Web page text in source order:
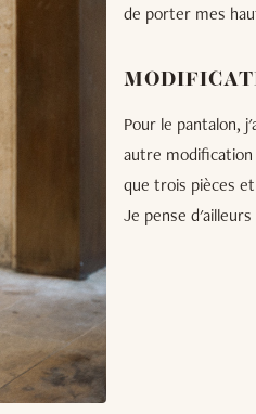
de porter mes
Pour le pantalon,
autre
que trois pièces
Je pense